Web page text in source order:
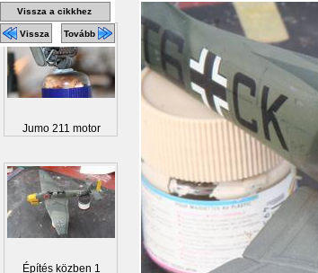
Vissza a cikkhez
Vissza Tovább
Jumo 211 motor
Építés közben 1